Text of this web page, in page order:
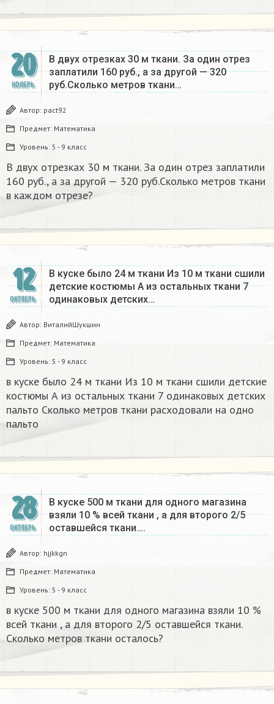
20
НОЯБРЬ
В двух отрезках 30 м ткани. За один отрез
заплатили 160 руб., а за другой — 320
руб.Сколько метров ткани…
Автор: pact92
Предмет: Математика
Уровень: 5 - 9 класс
В двух отрезках 30 м ткани. За один отрез заплатили
160 руб., а за другой — 320 руб.Сколько метров ткани
в каждом отрезе?​
12
ОКТЯБРЬ
В куске было 24 м ткани Из 10 м ткани сшили
детские костюмы А из остальных ткани 7
одинаковых детских…
Автор: ВиталийШукшин
Предмет: Математика
Уровень: 5 - 9 класс
в куске было 24 м ткани Из 10 м ткани сшили детские
костюмы А из остальных ткани 7 одинаковых детских
пальто Сколько метров ткани расходовали на одно
пальто
28
ОКТЯБРЬ
В куске 500 м ткани для одного магазина
взяли 10 % всей ткани , а для второго 2/5
оставшейся ткани….
Автор: hjjkkgn
Предмет: Математика
Уровень: 5 - 9 класс
в куске 500 м ткани для одного магазина взяли 10 %
всей ткани , а для второго 2/5 оставшейся ткани.
Сколько метров ткани осталось?